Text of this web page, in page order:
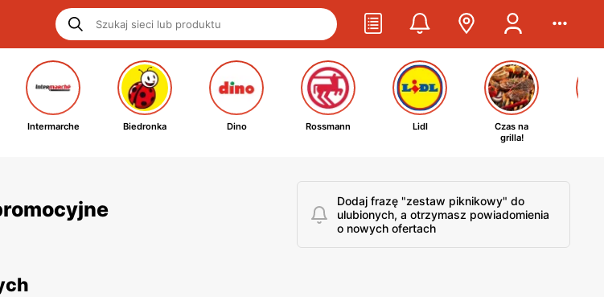
Intermarche Biedronka Dino Rossmann Lidl
Czas na
grilla!
Dodaj frazę "zestaw piknikowy" do
ulubionych, a otrzymasz powiadomienia
o nowych ofertach